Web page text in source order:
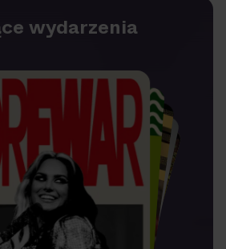
wydarzenia